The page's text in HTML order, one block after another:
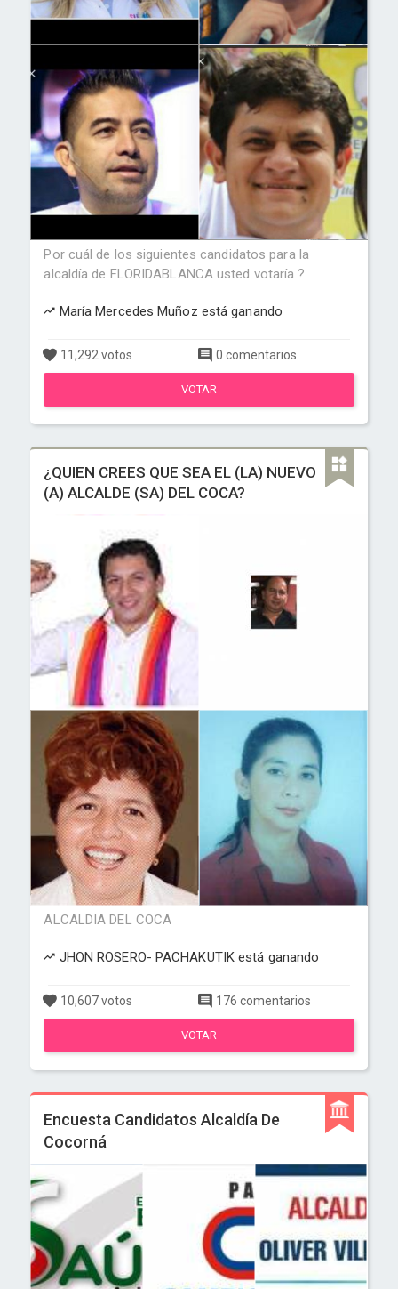
Por cuál de los siguientes candidatos para la
alcaldía de FLORIDABLANCA usted votaría ?
María Mercedes Muñoz está ganando
11,292 votos 0 comentarios
VOTAR
¿QUIEN CREES QUE SEA EL (LA) NUEVO
(A) ALCALDE (SA) DEL COCA?
ALCALDIA DEL COCA
JHON ROSERO- PACHAKUTIK está ganando
10,607 votos 176 comentarios
VOTAR
Encuesta Candidatos Alcaldía De
Cocorná